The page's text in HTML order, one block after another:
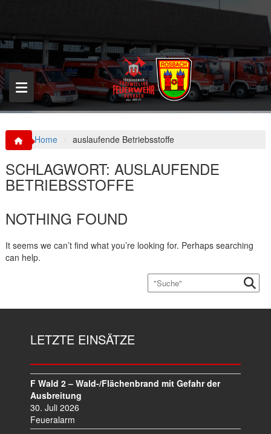
p
o
c
o
n
t
Home auslaufende Betriebsstoffe
SCHLAGWORT: AUSLAUFENDE
BETRIEBSSTOFFE
NOTHING FOUND
It seems we can’t find what you’re looking for. Perhaps searching
can help.
LETZTE EINSÄTZE
F Wald 2 – Wald-/Flächenbrand mit Gefahr der
Ausbreitung
30. Juli 2026
Feueralarm